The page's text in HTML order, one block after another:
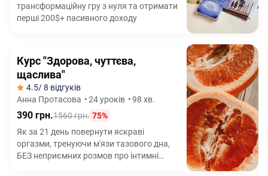
трансформаційну гру з нуля та отримати
перші 200$+ пасивного доходу
Курс "Здорова, чуттєва,
щаслива"
4.5/ 8 відгуків
Анна Протасова •24 уроків •98 хв.
390 грн.1560 грн. 75%
Як за 21 день повернути яскраві
оргазми, тренуючи м'язи тазового дна,
БЕЗ неприємних розмов про інтимні